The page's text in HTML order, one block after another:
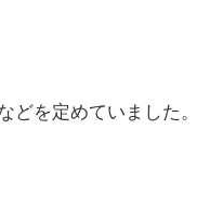
どを定めていました。